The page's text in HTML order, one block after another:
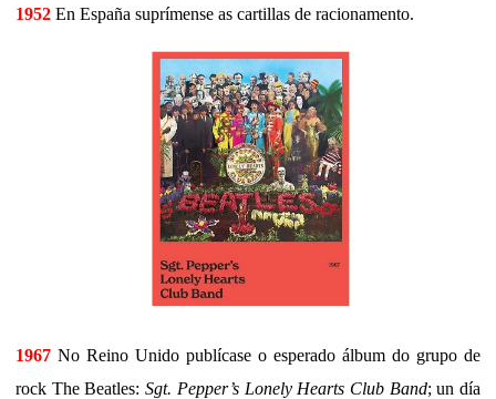
1952 En España suprímense as cartillas de racionamento.
1967 No Reino Unido publícase o esperado álbum do grupo de
rock The Beatles:Sgt. Pepper’s Lonely Hearts Club Band; un día